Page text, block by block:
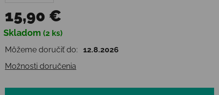
15,90 €
Jednotková cena:
Skladom (2 ks)
Môžeme doručiť do:
12.8.2026
Možnosti doručenia